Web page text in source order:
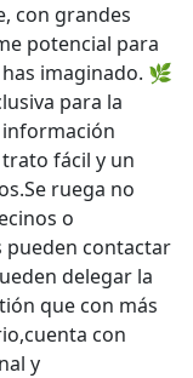
con grandes
potencial para
imaginado. 🌿
para la
fácil y un
ruega no
o
pueden contactar
delegar la
que con más
con
y